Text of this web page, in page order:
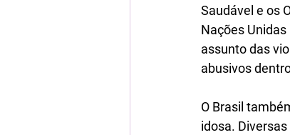
Saudável e os
Nações
assunto das
abusivos
O Brasil
idosa.